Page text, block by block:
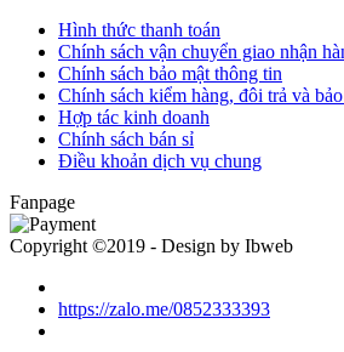
Hình thức thanh toán
Chính sách vận chuyển giao nhận
Chính sách bảo mật thông tin
Chính sách kiểm hàng, đôi trả và
Hợp tác kinh doanh
Chính sách bán sỉ
Điều khoản dịch vụ chung
Fanpage
Copyright ©2019 - Design by Ibweb
https://zalo.me/0852333393